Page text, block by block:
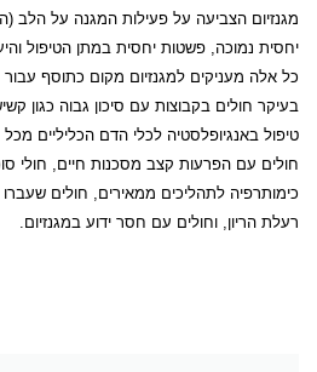
מגנזיום הצביעה על פעילות המגנה על הלב
יחסית נמוכה, פשטות יחסית במתן הטיפול
כל אלה מעניקים למגנזיום מקום כתוסף
בעיקר חולים בקבוצות עם סיכון גבוה כגון
טיפול באנגיופלסטיה לכלי הדם הכליליים
חולים עם הפרעות קצב מסכנות חיים, חולי
כימותרפיה לתהליכים ממאירים, חולים
רעלת הריון, וחולים עם חסר ידוע במגנזיום.